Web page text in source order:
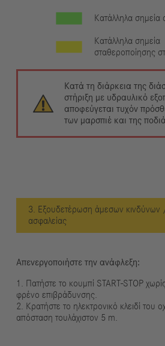
Κατάλληλα
Κατάλληλα σημεία
σταθεροποίησης
Κατά τη διάρκεια της
στήριξη με υδραυλικό
αποφεύγεται τυχόν
των μαρσπιέ και της
3. Εξουδετέρωση άμεσων κινδύνων
ασφαλείας
Απενεργοποιήστε την ανάφλεξη:
1. Πατήστε το κουμπί START-STOP
φρένο επιβράδυνσης.
2. Κρατήστε το ηλεκτρονικό κλειδί του
απόσταση τουλάχιστον 5 m.